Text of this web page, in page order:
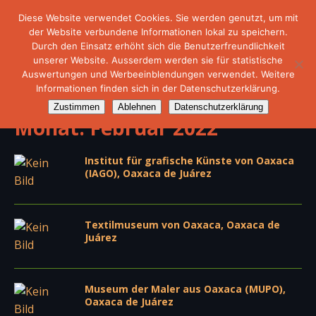
Monat:Februar 2022
Institut für grafische Künste von Oaxaca
(IAGO), Oaxaca de Juárez
Textilmuseum von Oaxaca, Oaxaca de
Juárez
Museum der Maler aus Oaxaca (MUPO),
Oaxaca de Juárez
Diese Website verwendet Cookies. Sie werden genutzt, um mit
der Website verbundene Informationen lokal zu speichern.
Durch den Einsatz erhöht sich die Benutzerfreundlichkeit
unserer Website. Ausserdem werden sie für statistische
Auswertungen und Werbeeinblendungen verwendet. Weitere
Informationen finden sich in der Datenschutzerklärung.
Zustimmen Ablehnen Datenschutzerklärung